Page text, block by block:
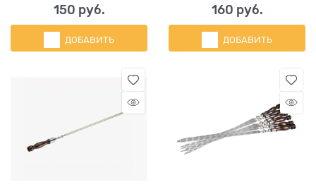
150 руб.
ДОБАВИТЬ
160 руб.
ДОБАВИТЬ